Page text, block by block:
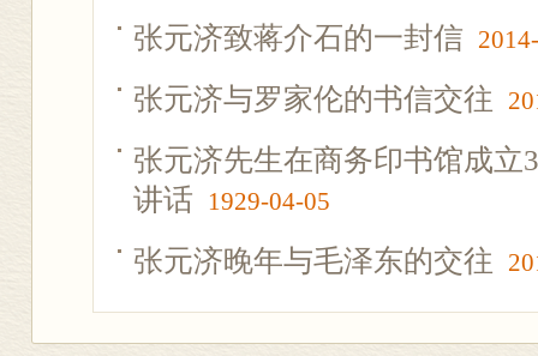
张元济致蒋介石的一封信
张元济与罗家伦的书信交往
张元济先生在商务印书馆成立
讲话
1929-04-05
张元济晚年与毛泽东的交往